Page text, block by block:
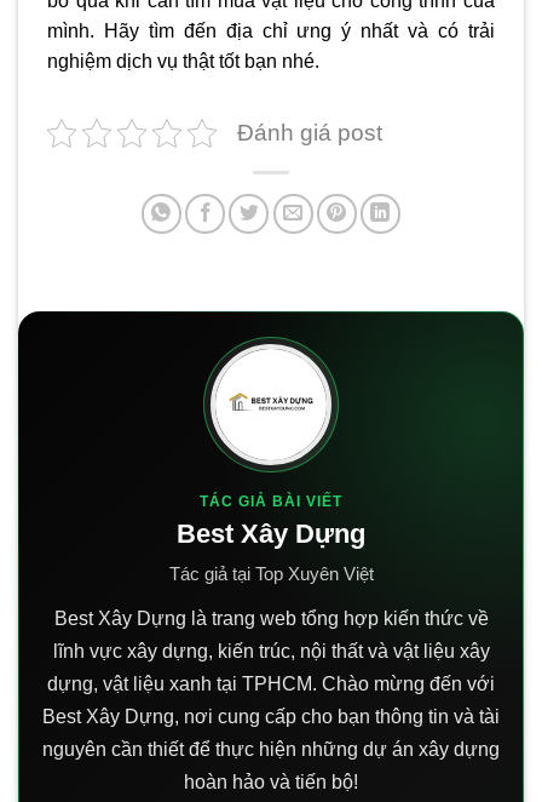
mình. Hãy tìm đến địa chỉ ưng ý nhất và có trải
nghiệm dịch vụ thật tốt bạn nhé.
Đánh giá post
TÁC GIẢ BÀI VIẾT
Best Xây Dựng
Tác giả tại Top Xuyên Việt
Best Xây Dựng là trang web tổng hợp kiến thức về
lĩnh vực xây dựng, kiến trúc, nội thất và vật liệu xây
dựng, vật liệu xanh tại TPHCM. Chào mừng đến với
Best Xây Dựng, nơi cung cấp cho bạn thông tin và tài
nguyên cần thiết để thực hiện những dự án xây dựng
hoàn hảo và tiến bộ!